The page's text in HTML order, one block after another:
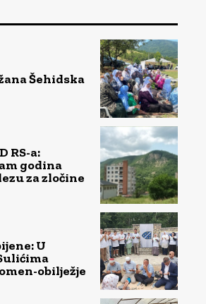
Šehidska
RS-a:
godina
za zločine
U
obilježje